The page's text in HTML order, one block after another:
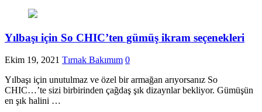
Yılbaşı için So CHIC’ten gümüş ikram seçenekleri
Ekim 19, 2021 Tırnak Bakımım 0
Yılbaşı için unutulmaz ve özel bir armağan arıyorsanız So
CHIC…’te sizi birbirinden çağdaş şık dizaynlar bekliyor. Gümüşün
en şık halini …